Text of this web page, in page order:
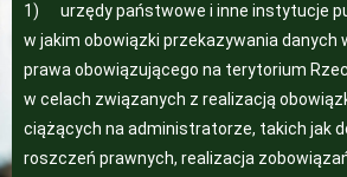
1) urzędy państwowe i inne instytucje
w jakim obowiązki przekazywania danych
prawa obowiązującego na terytorium
w celach związanych z realizacją
ciążących na administratorze, takich jak
roszczeń prawnych, realizacja